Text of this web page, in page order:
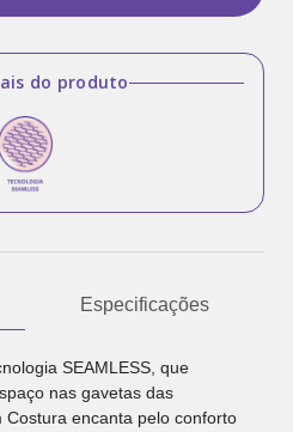
do produto
Especificações
SEAMLESS, que
nas gavetas das
Costura encanta pelo conforto